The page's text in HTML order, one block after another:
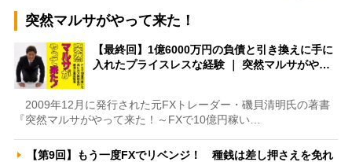
突然マルサがやって来た！
【最終回】1億6000万円の負債と引き換えに手に
入れたプライスレスな経験 ｜ 突然マルサがや…
2009年12月に発行された元FXトレーダー・磯貝清明氏の著書
『突然マルサがやって来た！～FXで10億円稼い…
【第9回】もう一度FXでリベンジ！ 種銭は差し押さえを免れ